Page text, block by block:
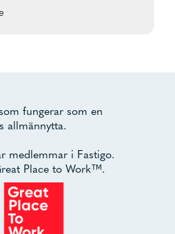
fungerar som en
allmännytta.
medlemmar i Fastigo.
Place to Work™.